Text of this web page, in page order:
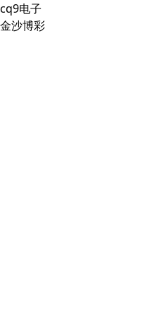
cq9电子
金沙博彩